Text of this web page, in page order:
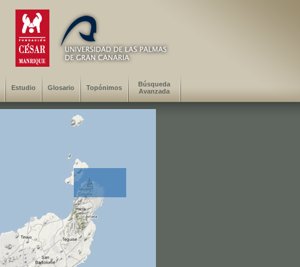
Estudio Glosario Topónimos
Búsqueda
Avanzada